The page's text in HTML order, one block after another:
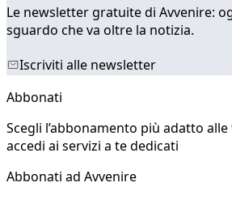
Le newsletter gratuite di Avvenire:
sguardo che va oltre la notizia.
Iscriviti alle newsletter
Abbonati
Scegli l’abbonamento più adatto
accedi ai servizi a te dedicati
Abbonati ad Avvenire